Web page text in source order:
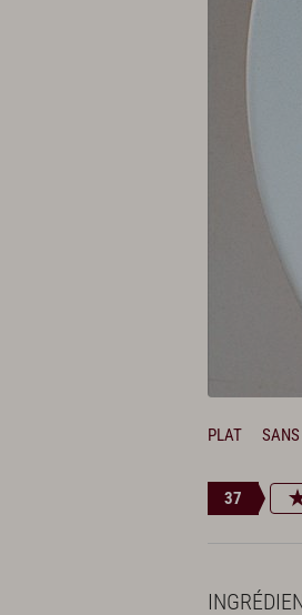
PLAT SANS
37